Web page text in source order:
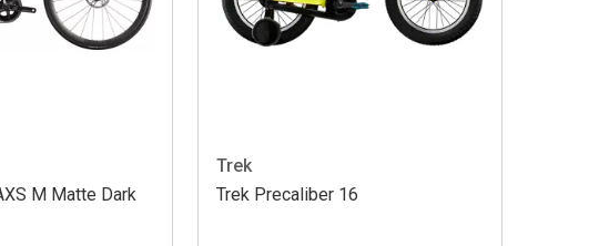
M Matte Dark
Trek
Trek Precaliber 16